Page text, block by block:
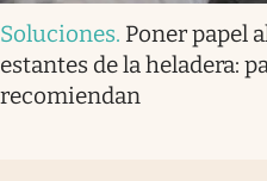
Soluciones. Poner papel
estantes de la heladera:
recomiendan